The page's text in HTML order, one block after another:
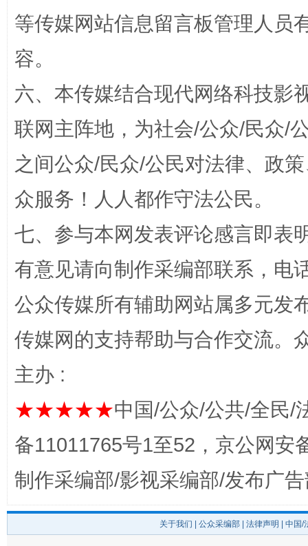
一颗心始终滚烫 还
完善运行机制助力责任有效落实
等传媒网站信息留言板管理人员
容。
六、本传媒结合现代网络科技影
联网主阵地，为社会/公众/民众/
之间公众/民众/公民对法律、政
众服务！人人都作守法公民。
七、参与本网发表评论感言即表
有意见请向制作采编部联系，电
公众传媒所有辅助网站属多元发
传媒网的支持帮助与合作交流。
主办 :
★★★★★中国/公众/公共/全民/
备11011765号1至52，京公网安
制作采编部/影视采编部/发布广
关于我们 公众采编部 法律声明 | 中国